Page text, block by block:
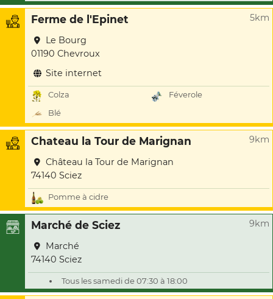
Ferme de l'Epinet 5km
Le Bourg
01190 Chevroux
Site internet
Colza
Féverole
Blé
Chateau la Tour de Marignan 9km
Château la Tour de Marignan
74140 Sciez
Pomme à cidre
Marché de Sciez 9km
Marché
74140 Sciez
Tous les samedi de 07:30 à 18:00